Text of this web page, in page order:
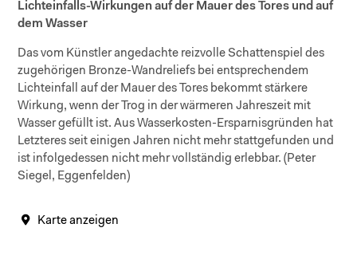
Lichteinfalls-Wirkungen auf der Mauer des Tores und auf
dem Wasser
Das vom Künstler angedachte reizvolle Schattenspiel des
zugehörigen Bronze-Wandreliefs bei entsprechendem
Lichteinfall auf der Mauer des Tores bekommt stärkere
Wirkung, wenn der Trog in der wärmeren Jahreszeit mit
Wasser gefüllt ist. Aus Wasserkosten-Ersparnisgründen hat
Letzteres seit einigen Jahren nicht mehr stattgefunden und
ist infolgedessen nicht mehr vollständig erlebbar. (Peter
Siegel, Eggenfelden)
Karte anzeigen